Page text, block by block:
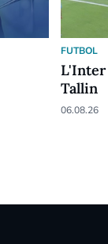
FUTBOL
L'Inter
Tallin
06.08.26